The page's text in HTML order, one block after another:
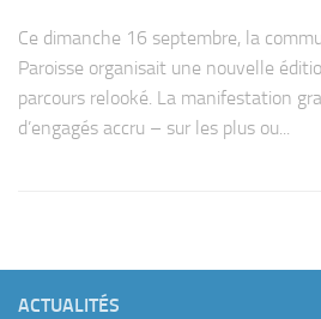
Ce dimanche 16 septembre, la
Paroisse organisait une nouvelle
parcours relooké. La manifestation
d’engagés accru – sur les plus ou...
ACTUALITÉS